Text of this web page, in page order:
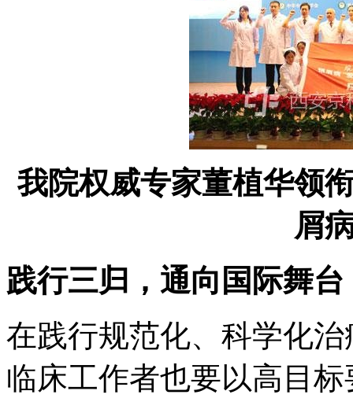
我院权威专家董植华领
屑
践行三归，通向国际舞台
在践行规范化、科学化
临床工作者也要以高目